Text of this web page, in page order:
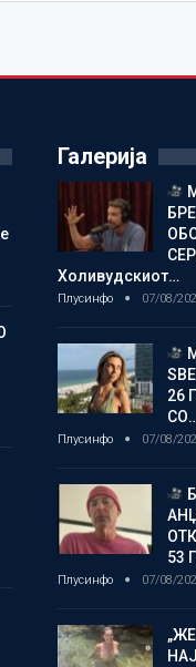
Галерија
Холивудскиот…
Плусинфо 07/08/
26
Плусинфо 07/08/
53
Плусинфо 07/08/